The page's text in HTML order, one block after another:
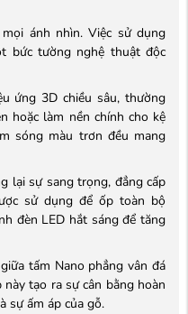
ánh nhìn. Việc sử dụng
bức tường nghệ thuật độc
ứng 3D chiều sâu, thường
hoặc làm nền chính cho kệ
sóng màu trơn đều mang
lại sự sang trọng, đẳng cấp
sử dụng để ốp toàn bộ
đèn LED hắt sáng để tăng
tấm Nano phẳng vân đá
tạo ra sự cân bằng hoàn
sự ấm áp của gỗ.